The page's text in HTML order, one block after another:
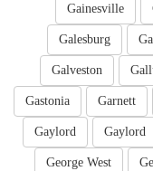
Gainesville
Galesburg
Galveston
Garnett
Gastonia
Gaylord
Gaylord
George West